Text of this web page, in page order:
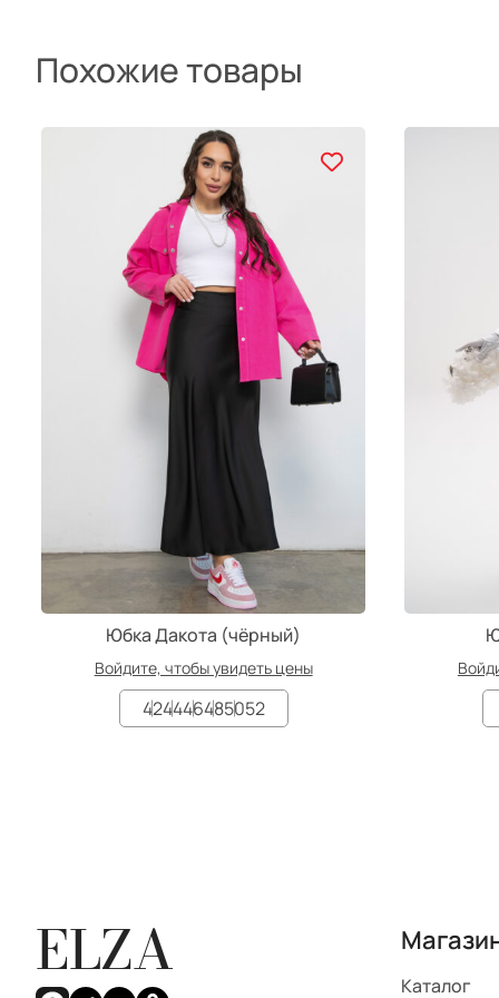
Похожие товары
Юбка Дакота (чёрный)
Войдите, чтобы увидеть цены
424446485052
ELZA
Каталог